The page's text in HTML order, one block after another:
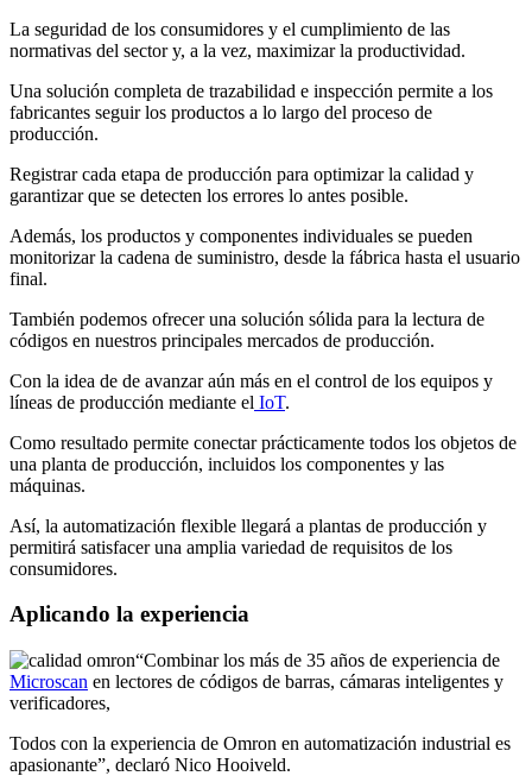
La seguridad de los consumidores y el cumplimiento de las
normativas del sector y, a la vez, maximizar la productividad.
Una solución completa de trazabilidad e inspección permite a los
fabricantes seguir los productos a lo largo del proceso de
producción.
Registrar cada etapa de producción para optimizar la calidad y
garantizar que se detecten los errores lo antes posible.
Además, los productos y componentes individuales se pueden
monitorizar la cadena de suministro, desde la fábrica hasta el usuario
final.
También podemos ofrecer una solución sólida para la lectura de
códigos en nuestros principales mercados de producción.
Con la idea de de avanzar aún más en el control de los equipos y
líneas de producción mediante el IoT.
Como resultado permite conectar prácticamente todos los objetos de
una planta de producción, incluidos los componentes y las
máquinas.
Así, la automatización flexible llegará a plantas de producción y
permitirá satisfacer una amplia variedad de requisitos de los
consumidores.
Aplicando la experiencia
“Combinar los más de 35 años de experiencia de
Microscan en lectores de códigos de barras, cámaras inteligentes y
verificadores,
Todos con la experiencia de Omron en automatización industrial es
apasionante”, declaró Nico Hooiveld.